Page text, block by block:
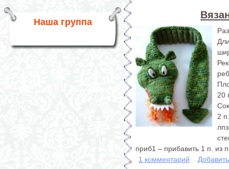
Наша группа
20
2
приб1 – прибавить 1 п. из
1 комментарий